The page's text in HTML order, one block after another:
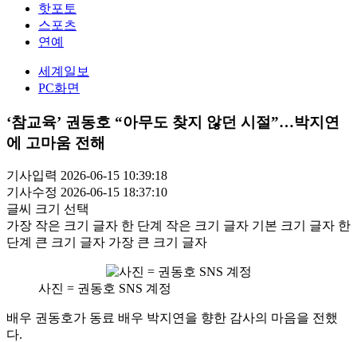
핫포토
스포츠
연예
세계일보
PC화면
‘참교육’ 권동호 “아무도 찾지 않던 시절”…박지연
에 고마움 전해
기사입력 2026-06-15 10:39:18
기사수정 2026-06-15 18:37:10
글씨 크기 선택
가장 작은 크기 글자 한 단계 작은 크기 글자 기본 크기 글자 한
단계 큰 크기 글자 가장 큰 크기 글자
사진 = 권동호 SNS 계정
배우 권동호가 동료 배우 박지연을 향한 감사의 마음을 전했
다.